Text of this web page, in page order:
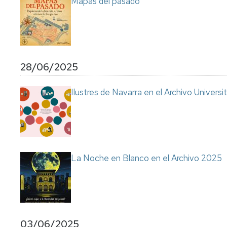
28/06/2025
Ilustres de Navarra en el Archivo
La Noche en Blanco en el Archivo 2025
03/06/2025